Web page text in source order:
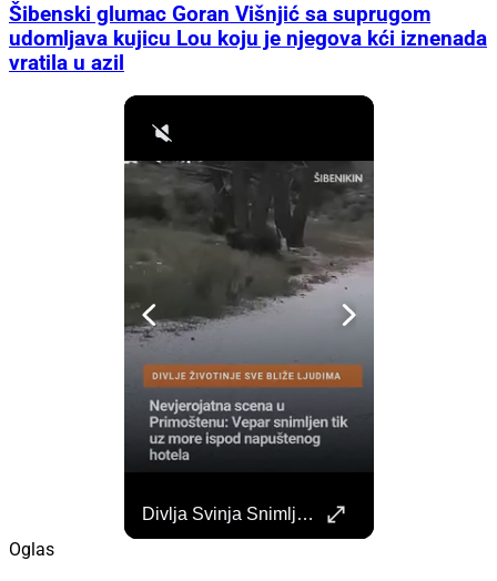
Šibenski glumac Goran Višnjić sa suprugom
udomljava kujicu Lou koju je njegova kći iznenada
vratila u azil
Divlja Svinja Snimljena Uz More U Primoštenu
Oglas